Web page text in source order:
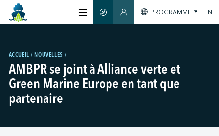
CERTIFICATION
MEMBRES
GUIDE INTELLIGENT
ESPACE MEMBRES
PROGRAMME EN
ACCUEIL NOUVELLES
AMBPR se joint à Alliance verte et
Green Marine Europe en tant que
partenaire